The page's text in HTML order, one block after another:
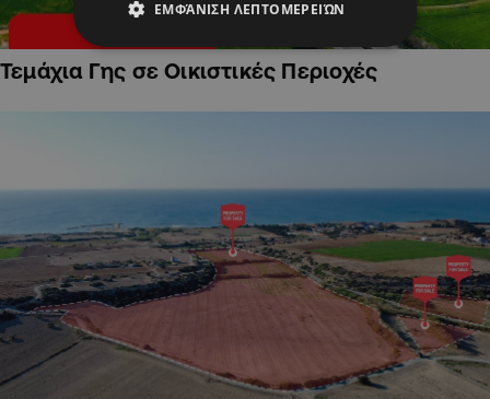
Τεμάχια Γης σε Οικιστικές Περιοχές
ΕΜΦΆΝΙΣΗ ΛΕΠΤΟΜΕΡΕΙΏΝ